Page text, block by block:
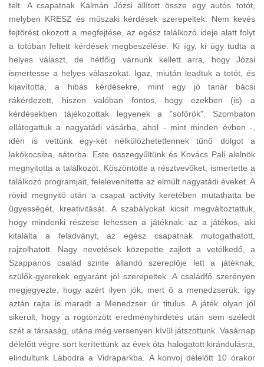
telt. A csapatnak Kálmán Józsi állított össze egy autós totót,
melyben KRESZ és műszaki kérdések szerepeltek. Nem kevés
fejtörést okozott a megfejtése, az egész találkozó ideje alatt folyt
a totóban feltett kérdések megbeszélése. Ki így, ki úgy tudta a
helyes választ, de hétfőig várnunk kellett arra, hogy Józsi
ismertesse a helyes válaszokat. Igaz, miután leadtuk a totót, és
kijavította, a hibás kérdésekre, mint egy jó tanár bácsi
rákérdezett, hiszen valóban fontos, hogy ezekben (is) a
kérdésekben tájékozottak legyenek a "sofőrök". Szombaton
ellátogattuk a nagyatádi vásárba, ahol - mint minden évben -,
idén is vettünk egy-két nélkülözhetetlennek tűnő dolgot a
lakókocsiba, sátorba. Este összegyűltünk és Kovács Pali alelnök
megnyitotta a találkozót. Köszöntötte a résztvevőket, ismertette a
találkozó programjait, felelevenítette az elmúlt nagyatádi éveket. A
rövid megnyitó után a csapat activity keretében mutathatta be
ügyességét, kreativitását. A szabályokat kicsit megváltoztattuk,
hogy mindenki részese lehessen a játéknak: az a játékos, aki
kitalálta a feladványt, az egész csapatnak mutogathatott,
rajzolhatott. Nagy nevetések közepette zajlott a vetélkedő, a
Szappanos család szinte állandó szereplője lett a játéknak,
szülők-gyerekek egyaránt jól szerepeltek. A családfő szerényen
megjegyezte, hogy azért ilyen jók, mert ő a menedzserük, így
aztán rajta is maradt a Menedzser úr titulus. A játék olyan jól
sikerült, hogy a rögtönzött eredményhirdetés után sem széledt
szét a társaság, utána még versenyen kívül játszottunk. Vasárnap
délelőtt végre sort kerítettünk az évek óta halogatott kirándulásra,
elindultunk Lábodra a Vidraparkba. A konvoj délelőtt 10 órakor